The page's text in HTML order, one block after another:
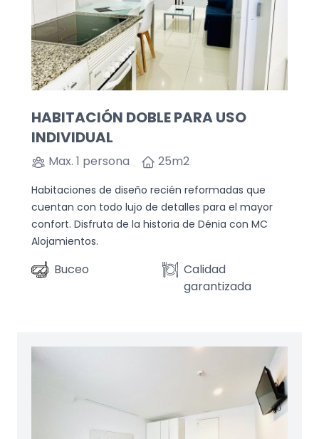
HABITACIÓN DOBLE PARA USO
INDIVIDUAL
Max. 1 persona 25m2
Habitaciones de diseño recién reformadas que
cuentan con todo lujo de detalles para el mayor
confort. Disfruta de la historia de Dénia con MC
Alojamientos.
Buceo
Calidad
garantizada